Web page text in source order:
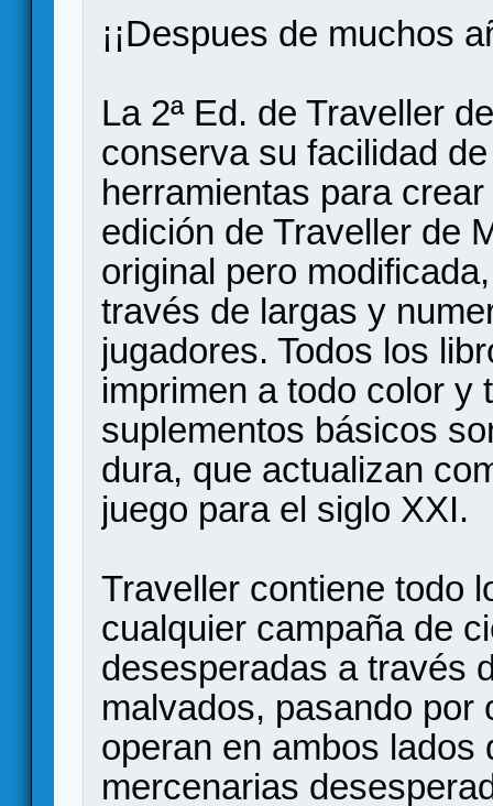
¡¡Despues de muchos
La 2ª Ed. de Traveller
conserva su facilidad
herramientas para
edición de Traveller de
original pero
través de largas y
jugadores. Todos los
imprimen a todo color y
suplementos básicos
dura, que actualizan
juego para el siglo XXI.
Traveller contiene todo
cualquier campaña de
desesperadas a través
malvados, pasando por
operan en ambos lados
mercenarias